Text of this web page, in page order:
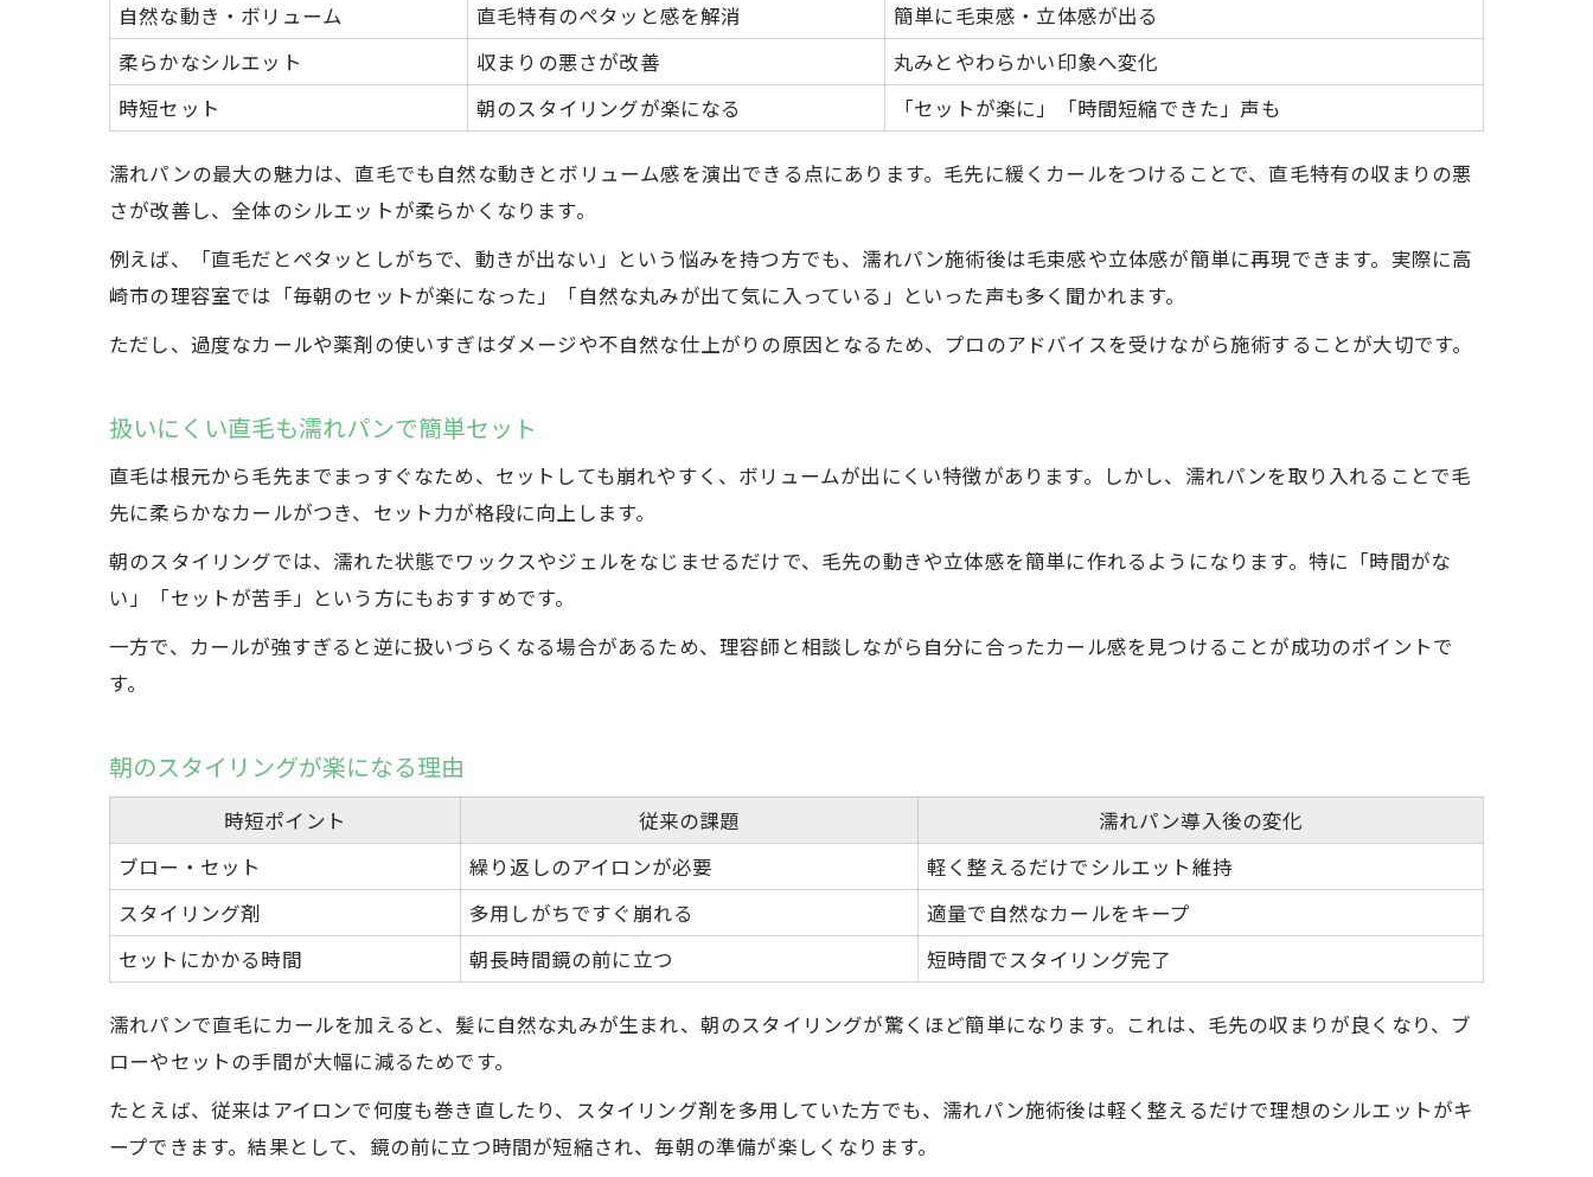
自然な丸みが生まれる濡れパン体験談
濡れパンで直毛の印象を変える方法
高崎市の濡れパン体験者の声を紹介
自然な動き・ボリューム
直毛特有のペタッと感を解消
簡単に毛束感・立体感が出る
柔らかなシルエット
収まりの悪さが改善
丸みとやわらかい印象へ変化
時短セット
朝のスタイリングが楽になる 「セットが楽に」「時間短縮できた」声も
濡れパンの最大の魅力は、直毛でも自然な動きとボリューム感を演出できる点にあります。毛先に緩くカールをつけることで、直毛特有の収まりの悪
さが改善し、全体のシルエットが柔らかくなります。
例えば、「直毛だとペタッとしがちで、動きが出ない」という悩みを持つ方でも、濡れパン施術後は毛束感や立体感が簡単に再現できます。実際に高
崎市の理容室では「毎朝のセットが楽になった」「自然な丸みが出て気に入っている」といった声も多く聞かれます。
ただし、過度なカールや薬剤の使いすぎはダメージや不自然な仕上がりの原因となるため、プロのアドバイスを受けながら施術することが大切です。
扱いにくい直毛も濡れパンで簡単セット
直毛は根元から毛先までまっすぐなため、セットしても崩れやすく、ボリュームが出にくい特徴があります。しかし、濡れパンを取り入れることで毛
先に柔らかなカールがつき、セット力が格段に向上します。
朝のスタイリングでは、濡れた状態でワックスやジェルをなじませるだけで、毛先の動きや立体感を簡単に作れるようになります。特に「時間がな
い」「セットが苦手」という方にもおすすめです。
一方で、カールが強すぎると逆に扱いづらくなる場合があるため、理容師と相談しながら自分に合ったカール感を見つけることが成功のポイントで
す。
朝のスタイリングが楽になる理由
時短ポイント 従来の課題
濡れパン導入後の変化
ブロー・セット
繰り返しのアイロンが必要
軽く整えるだけでシルエット維持
スタイリング剤
多用しがちですぐ崩れる
適量で自然なカールをキープ
セットにかかる時間
朝長時間鏡の前に立つ 短時間でスタイリング完了
濡れパンで直毛にカールを加えると、髪に自然な丸みが生まれ、朝のスタイリングが驚くほど簡単になります。これは、毛先の収まりが良くなり、ブ
ローやセットの手間が大幅に減るためです。
たとえば、従来はアイロンで何度も巻き直したり、スタイリング剤を多用していた方でも、濡れパン施術後は軽く整えるだけで理想のシルエットがキ
ープできます。結果として、鏡の前に立つ時間が短縮され、毎朝の準備が楽しくなります。